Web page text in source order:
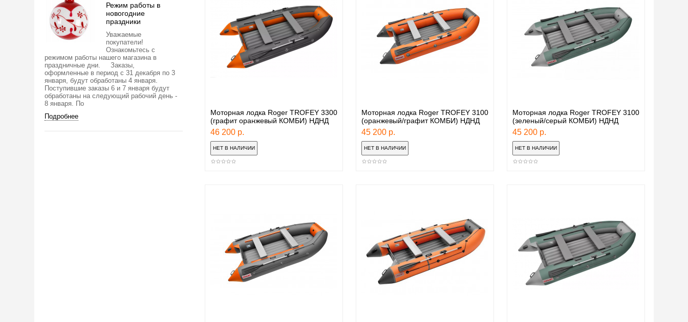
Режим работы в
новогодние
праздники
Уважаемые
покупатели!
Ознакомьтесь с
режимом работы нашего магазина в
праздничные дни. Заказы,
оформленные в период с 31 декабря по 3
января, будут обработаны 4 января.
Поступившие заказы 6 и 7 января будут
обработаны на следующий рабочий день -
8 января. По
Подробнее
Моторная лодка Roger TROFEY 3300
(графит оранжевый КОМБИ) НДНД
46 200 р.
Моторная лодка Roger TROFEY 3100
(оранжевый/графит КОМБИ) НДНД
45 200 р.
Моторная лодка Roger TROFEY 3100
(зеленый/серый КОМБИ) НДНД
45 200 р.